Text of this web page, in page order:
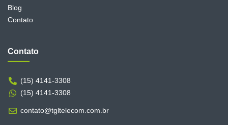
Blog
Contato
Contato
(15) 4141-3308
(15) 4141-3308
contato@tgltelecom.com.br